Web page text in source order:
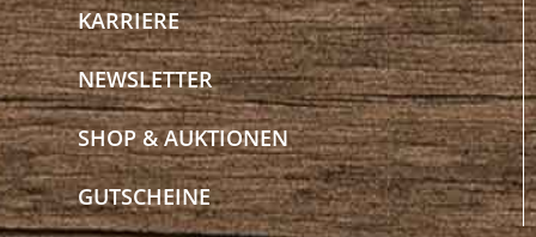
KARRIERE
NEWSLETTER
SHOP & AUKTIONEN
GUTSCHEINE